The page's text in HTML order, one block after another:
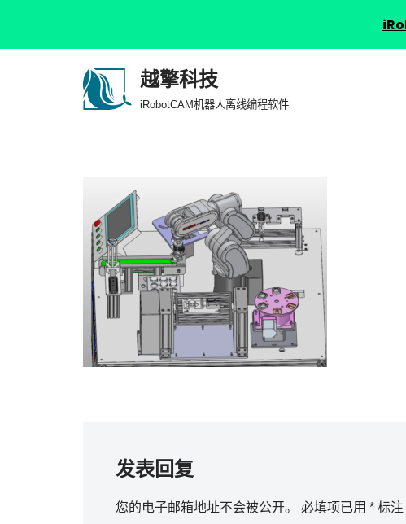
越擎科技
iRobotCAM机器人离线编程软件
发表回复
您的电子邮箱地址不会被公开。 必填项已用 * 标注